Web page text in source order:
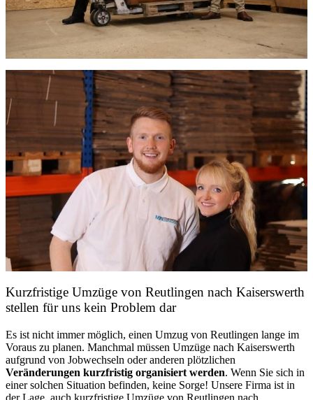
Kurzfristige Umzüge von Reutlingen nach Kaiserswerth
stellen für uns kein Problem dar
Es ist nicht immer möglich, einen Umzug von Reutlingen lange im
Voraus zu planen. Manchmal müssen Umzüge nach Kaiserswerth
aufgrund von Jobwechseln oder anderen plötzlichen
Veränderungen kurzfristig organisiert werden. Wenn Sie sich in
einer solchen Situation befinden, keine Sorge! Unsere Firma ist in
der Lage, auch kurzfristige Umzüge von Reutlingen nach